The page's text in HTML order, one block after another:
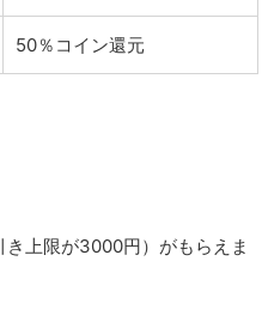
50％コイン還元
上限が3000円）がもらえま